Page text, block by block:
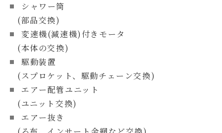
シャワー筒
(部品交換)
変速機(減速機)付きモータ
(本体の交換)
駆動装置
(スプロケット、駆動チェーン交換)
エアー配管ユニット
(ユニット交換)
エアー抜き